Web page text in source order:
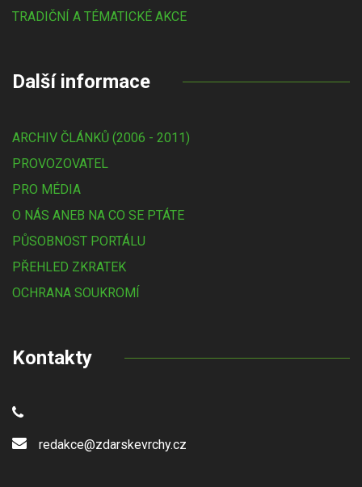
TRADIČNÍ A TÉMATICKÉ AKCE
Další informace
ARCHIV ČLÁNKŮ (2006 - 2011)
PROVOZOVATEL
PRO MÉDIA
O NÁS ANEB NA CO SE PTÁTE
PŮSOBNOST PORTÁLU
PŘEHLED ZKRATEK
OCHRANA SOUKROMÍ
Kontakty
redakce@zdarskevrchy.cz